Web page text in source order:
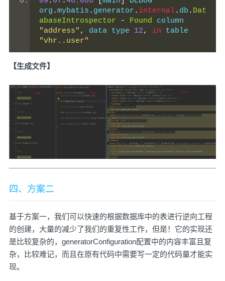
org .mybatis . generator . internal. db . Dat
abaseIntrospector
- Found
"address" , data type 12, in
"vhr..user"
【生成文件】
四、方案二
基于方案一，我们可以快速的根据数据库中的表进行逆向工程
的创建，大量的减少了我们的重复性工作，但是！它的实现还
是比较复杂的，generatorConfiguration配置中的内容丰富且复
杂，比较难记，而且在原有代码中需要写一定的代码量才能实
现。